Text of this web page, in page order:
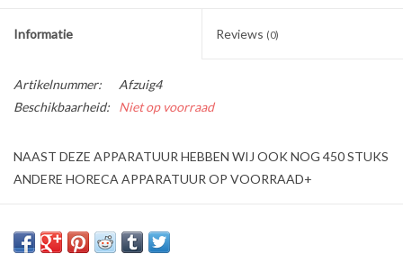
Informatie Reviews (0)
Artikelnummer:
Afzuig4
Beschikbaarheid:
Niet op voorraad
NAAST DEZE APPARATUUR HEBBEN WIJ OOK NOG 450 STUKS
ANDERE HORECA APPARATUUR OP VOORRAAD+
RVS Afzuigkap 250x70x54 motor + verlichting + regelaar + filter